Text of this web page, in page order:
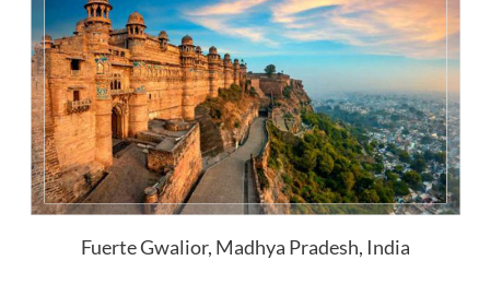
Fuerte Gwalior, Madhya Pradesh, India